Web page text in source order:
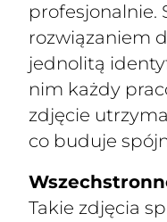
profesjonalnie.
rozwiązaniem
jednolitą
nim każdy
zdjęcie
co buduje
Takie zdjęcia